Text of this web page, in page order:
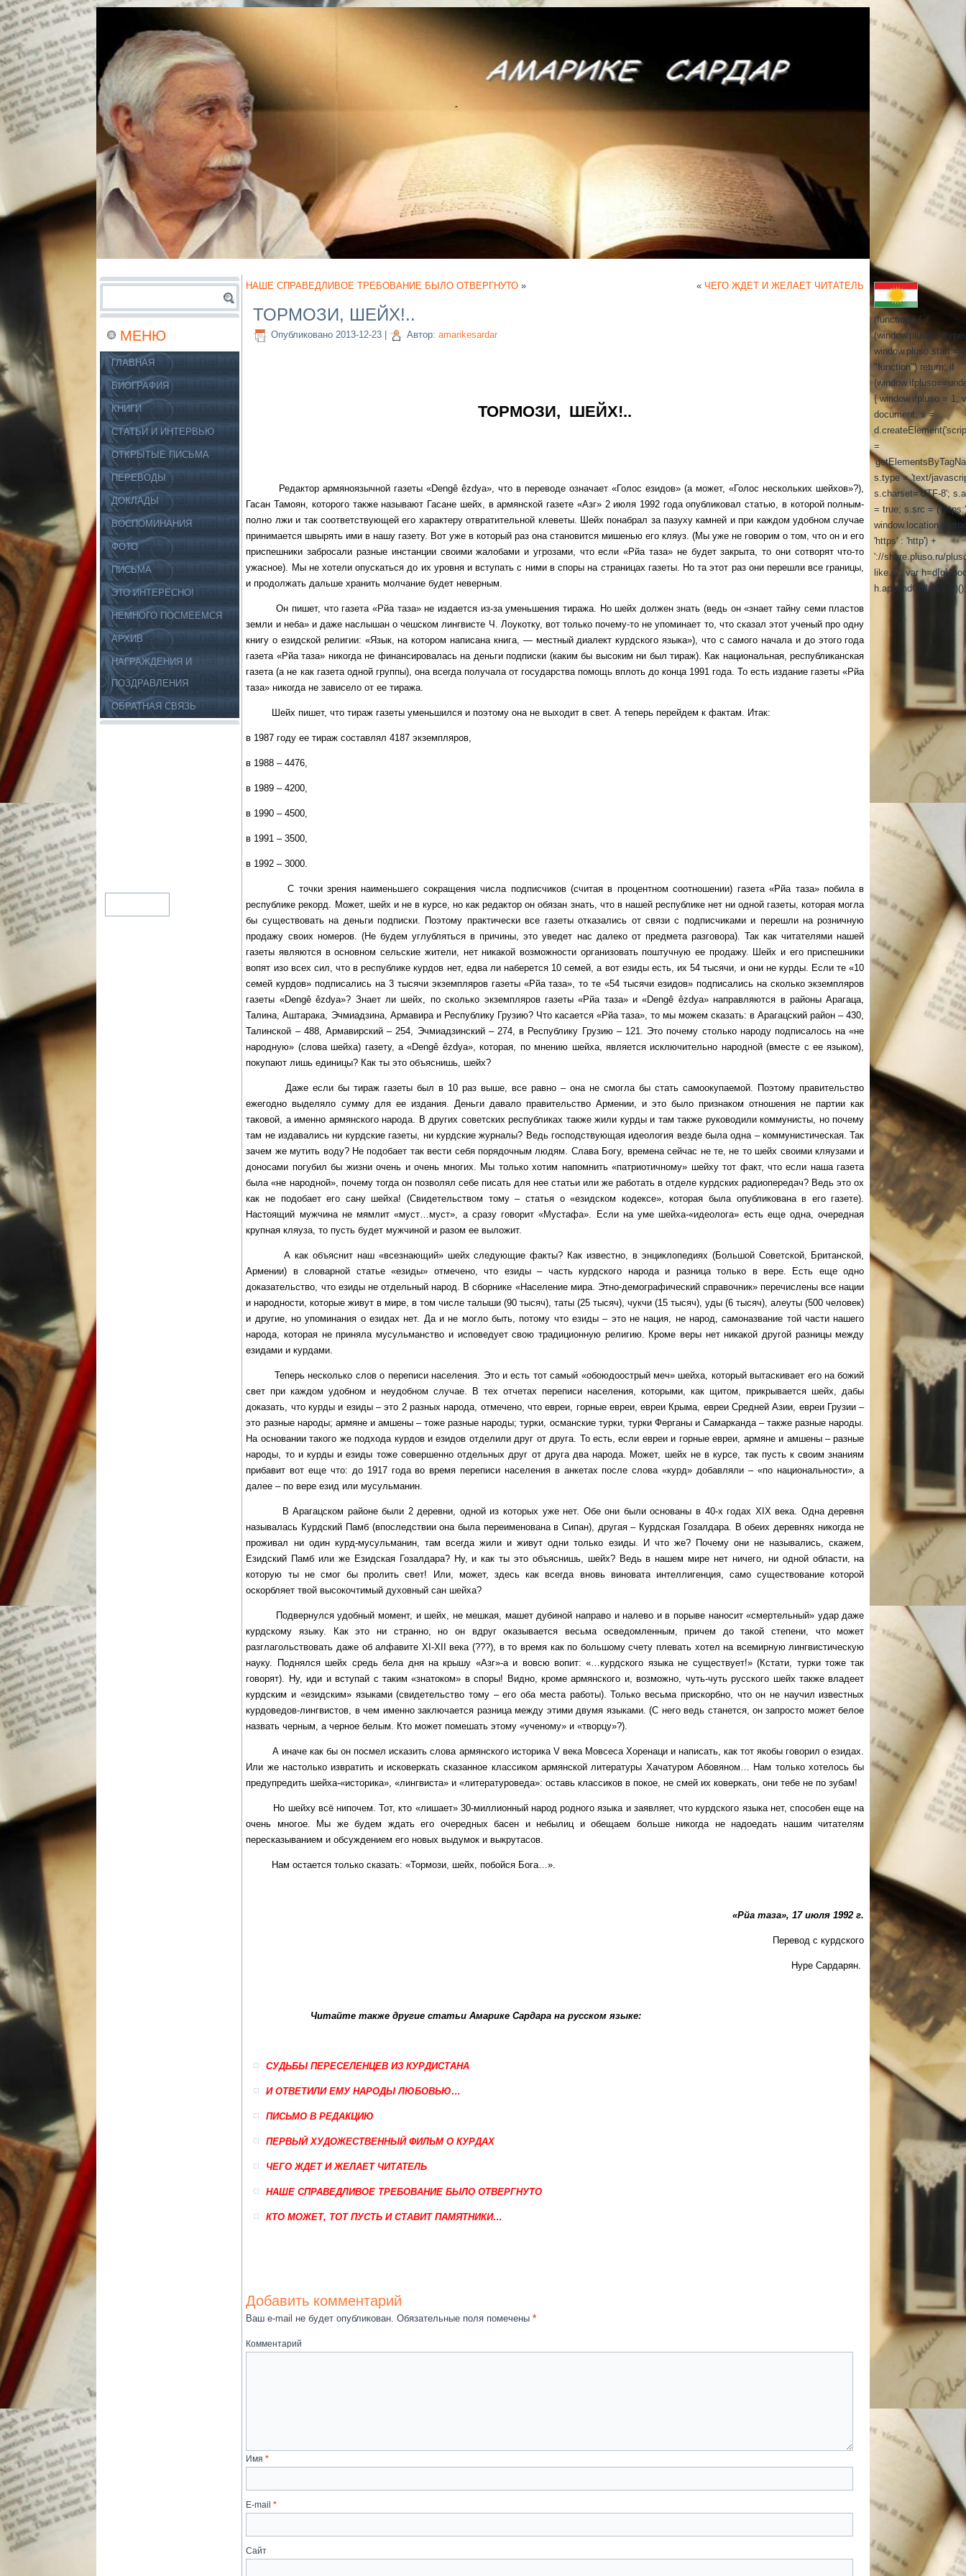
(function() { if
(window.pluso)if
window.pluso.start ==
"function") return; if
{ window.ifpluso = 1;
document, s =
=
s.type = 'text/
s.charset='UTF-8';
= true; s.src =
'https' : 'http') +
'://share.pluso.ru/
like.js'; var
h.appendChild(s);
МЕНЮ
ГЛАВНАЯ
БИОГРАФИЯ
КНИГИ
СТАТЬИ И ИНТЕРВЬЮ
ОТКРЫТЫЕ ПИСЬМА
ПЕРЕВОДЫ
ДОКЛАДЫ
ВОСПОМИНАНИЯ
ФОТО
ПИСЬМА
ЭТО ИНТЕРЕСНО!
НЕМНОГО ПОСМЕЕМСЯ
АРХИВ
НАГРАЖДЕНИЯ И
ПОЗДРАВЛЕНИЯ
ОБРАТНАЯ СВЯЗЬ
НАШЕ СПРАВЕДЛИВОЕ ТРЕБОВАНИЕ БЫЛО ОТВЕРГНУТО » « ЧЕГО ЖДЕТ И ЖЕЛАЕТ ЧИТАТЕЛЬ
ТОРМОЗИ, ШЕЙХ!..
Опубликовано 2013-12-23 | Автор: amarikesardar
ТОРМОЗИ, ШЕЙХ!..
Редактор армяноязычной газеты «Dengê êzdya», что в переводе означает «Голос езидов» (а может, «Голос нескольких шейхов»?),
Гасан Тамоян, которого также называют Гасане шейх, в армянской газете «Азг» 2 июля 1992 года опубликовал статью, в которой полным-
полно лжи и так соответствующей его характеру отвратительной клеветы. Шейх понабрал за пазуху камней и при каждом удобном случае
принимается швырять ими в нашу газету. Вот уже в который раз она становится мишенью его кляуз. (Мы уже не говорим о том, что он и его
приспешники забросали разные инстанции своими жалобами и угрозами, что если «Рйа таза» не будет закрыта, то они сотворят что-то
ужасное). Мы не хотели опускаться до их уровня и вступать с ними в споры на страницах газеты. Но та этот раз они перешли все границы,
и продолжать дальше хранить молчание будет неверным.
Он пишет, что газета «Рйа таза» не издается из-за уменьшения тиража. Но шейх должен знать (ведь он «знает тайну семи пластов
земли и неба» и даже наслышан о чешском лингвисте Ч. Лоукотку, вот только почему-то не упоминает то, что сказал этот ученый про одну
книгу о езидской религии: «Язык, на котором написана книга, — местный диалект курдского языка»), что с самого начала и до этого года
газета «Рйа таза» никогда не финансировалась на деньги подписки (каким бы высоким ни был тираж). Как национальная, республиканская
газета (а не как газета одной группы), она всегда получала от государства помощь вплоть до конца 1991 года. То есть издание газеты «Рйа
таза» никогда не зависело от ее тиража.
Шейх пишет, что тираж газеты уменьшился и поэтому она не выходит в свет. А теперь перейдем к фактам. Итак:
в 1987 году ее тираж составлял 4187 экземпляров,
в 1988 – 4476,
в 1989 – 4200,
в 1990 – 4500,
в 1991 – 3500,
в 1992 – 3000.
С точки зрения наименьшего сокращения числа подписчиков (считая в процентном соотношении) газета «Рйа таза» побила в
республике рекорд. Может, шейх и не в курсе, но как редактор он обязан знать, что в нашей республике нет ни одной газеты, которая могла
бы существовать на деньги подписки. Поэтому практически все газеты отказались от связи с подписчиками и перешли на розничную
продажу своих номеров. (Не будем углубляться в причины, это уведет нас далеко от предмета разговора). Так как читателями нашей
газеты являются в основном сельские жители, нет никакой возможности организовать поштучную ее продажу. Шейх и его приспешники
вопят изо всех сил, что в республике курдов нет, едва ли наберется 10 семей, а вот езиды есть, их 54 тысячи, и они не курды. Если те «10
семей курдов» подписались на 3 тысячи экземпляров газеты «Рйа таза», то те «54 тысячи езидов» подписались на сколько экземпляров
газеты «Dengê êzdya»? Знает ли шейх, по сколько экземпляров газеты «Рйа таза» и «Dengê êzdya» направляются в районы Арагаца,
Талина, Аштарака, Эчмиадзина, Армавира и Республику Грузию? Что касается «Рйа таза», то мы можем сказать: в Арагацский район – 430,
Талинской – 488, Армавирский – 254, Эчмиадзинский – 274, в Республику Грузию – 121. Это почему столько народу подписалось на «не
народную» (слова шейха) газету, а «Dengê êzdya», которая, по мнению шейха, является исключительно народной (вместе с ее языком),
покупают лишь единицы? Как ты это объяснишь, шейх?
Даже если бы тираж газеты был в 10 раз выше, все равно – она не смогла бы стать самоокупаемой. Поэтому правительство
ежегодно выделяло сумму для ее издания. Деньги давало правительство Армении, и это было признаком отношения не партии как
таковой, а именно армянского народа. В других советских республиках также жили курды и там также руководили коммунисты, но почему
там не издавались ни курдские газеты, ни курдские журналы? Ведь господствующая идеология везде была одна – коммунистическая. Так
зачем же мутить воду? Не подобает так вести себя порядочным людям. Слава Богу, времена сейчас не те, не то шейх своими кляузами и
доносами погубил бы жизни очень и очень многих. Мы только хотим напомнить «патриотичному» шейху тот факт, что если наша газета
была «не народной», почему тогда он позволял себе писать для нее статьи или же работать в отделе курдских радиопередач? Ведь это ох
как не подобает его сану шейха! (Свидетельством тому – статья о «езидском кодексе», которая была опубликована в его газете).
Настоящий мужчина не мямлит «муст…муст», а сразу говорит «Мустафа». Если на уме шейха-«идеолога» есть еще одна, очередная
крупная кляуза, то пусть будет мужчиной и разом ее выложит.
А как объяснит наш «всезнающий» шейх следующие факты? Как известно, в энциклопедиях (Большой Советской, Британской,
Армении) в словарной статье «езиды» отмечено, что езиды – часть курдского народа и разница только в вере. Есть еще одно
доказательство, что езиды не отдельный народ. В сборнике «Население мира. Этно-демографический справочник» перечислены все нации
и народности, которые живут в мире, в том числе талыши (90 тысяч), таты (25 тысяч), чукчи (15 тысяч), уды (6 тысяч), алеуты (500 человек)
и другие, но упоминания о езидах нет. Да и не могло быть, потому что езиды – это не нация, не народ, самоназвание той части нашего
народа, которая не приняла мусульманство и исповедует свою традиционную религию. Кроме веры нет никакой другой разницы между
езидами и курдами.
Теперь несколько слов о переписи населения. Это и есть тот самый «обоюдоострый меч» шейха, который вытаскивает его на божий
свет при каждом удобном и неудобном случае. В тех отчетах переписи населения, которыми, как щитом, прикрывается шейх, дабы
доказать, что курды и езиды – это 2 разных народа, отмечено, что евреи, горные евреи, евреи Крыма, евреи Средней Азии, евреи Грузии –
это разные народы; армяне и амшены – тоже разные народы; турки, османские турки, турки Ферганы и Самарканда – также разные народы.
На основании такого же подхода курдов и езидов отделили друг от друга. То есть, если евреи и горные евреи, армяне и амшены – разные
народы, то и курды и езиды тоже совершенно отдельных друг от друга два народа. Может, шейх не в курсе, так пусть к своим знаниям
прибавит вот еще что: до 1917 года во время переписи населения в анкетах после слова «курд» добавляли – «по национальности», а
далее – по вере езид или мусульманин.
В Арагацском районе были 2 деревни, одной из которых уже нет. Обе они были основаны в 40-х годах XIX века. Одна деревня
называлась Курдский Памб (впоследствии она была переименована в Сипан), другая – Курдская Гозалдара. В обеих деревнях никогда не
проживал ни один курд-мусульманин, там всегда жили и живут одни только езиды. И что же? Почему они не назывались, скажем,
Езидский Памб или же Езидская Гозалдара? Ну, и как ты это объяснишь, шейх? Ведь в нашем мире нет ничего, ни одной области, на
которую ты не смог бы пролить свет! Или, может, здесь как всегда вновь виновата интеллигенция, само существование которой
оскорбляет твой высокочтимый духовный сан шейха?
Подвернулся удобный момент, и шейх, не мешкая, машет дубиной направо и налево и в порыве наносит «смертельный» удар даже
курдскому языку. Как это ни странно, но он вдруг оказывается весьма осведомленным, причем до такой степени, что может
разглагольствовать даже об алфавите XI-XII века (???), в то время как по большому счету плевать хотел на всемирную лингвистическую
науку. Поднялся шейх средь бела дня на крышу «Азг»-а и вовсю вопит: «…курдского языка не существует!» (Кстати, турки тоже так
говорят). Ну, иди и вступай с таким «знатоком» в споры! Видно, кроме армянского и, возможно, чуть-чуть русского шейх также владеет
курдским и «езидским» языками (свидетельство тому – его оба места работы). Только весьма прискорбно, что он не научил известных
курдоведов-лингвистов, в чем именно заключается разница между этими двумя языками. (С него ведь станется, он запросто может белое
назвать черным, а черное белым. Кто может помешать этому «ученому» и «творцу»?).
А иначе как бы он посмел исказить слова армянского историка V века Мовсеса Хоренаци и написать, как тот якобы говорил о езидах.
Или же настолько извратить и исковеркать сказанное классиком армянской литературы Хачатуром Абовяном… Нам только хотелось бы
предупредить шейха-«историка», «лингвиста» и «литературоведа»: оставь классиков в покое, не смей их коверкать, они тебе не по зубам!
Но шейху всё нипочем. Тот, кто «лишает» 30-миллионный народ родного языка и заявляет, что курдского языка нет, способен еще на
очень многое. Мы же будем ждать его очередных басен и небылиц и обещаем больше никогда не надоедать нашим читателям
пересказыванием и обсуждением его новых выдумок и выкрутасов.
Нам остается только сказать: «Тормози, шейх, побойся Бога…».
«Рйа таза», 17 июля 1992 г.
Перевод с курдского
Нуре Сардарян.
Читайте также другие статьи Амарике Сардара на русском языке:
СУДЬБЫ ПЕРЕСЕЛЕНЦЕВ ИЗ КУРДИСТАНА
И ОТВЕТИЛИ ЕМУ НАРОДЫ ЛЮБОВЬЮ…
ПИСЬМО В РЕДАКЦИЮ
ПЕРВЫЙ ХУДОЖЕСТВЕННЫЙ ФИЛЬМ О КУРДАХ
ЧЕГО ЖДЕТ И ЖЕЛАЕТ ЧИТАТЕЛЬ
НАШЕ СПРАВЕДЛИВОЕ ТРЕБОВАНИЕ БЫЛО ОТВЕРГНУТО
КТО МОЖЕТ, ТОТ ПУСТЬ И СТАВИТ ПАМЯТНИКИ…
Добавить комментарий
Ваш e-mail не будет опубликован. Обязательные поля помечены*
Комментарий
Имя*
E-mail*
Сайт